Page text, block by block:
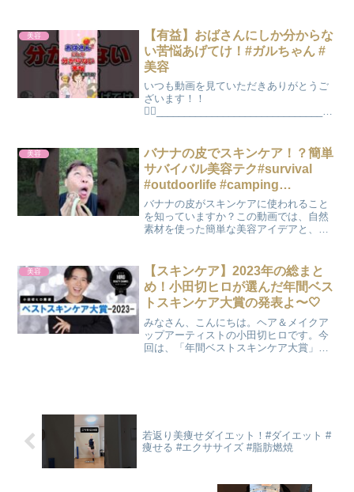
プラコスメ多めです！！📙書籍発売
中！！『顔面が「足の裏...
美容
【有益】おばさんにしか分からな
い苦悩あげてけ！#ガルちゃん #
美容
いつも動画を見ていただきありがとうご
ざいます！！
🙇‍♀️________________________________
にお願いいたします！_____________...
美容
バナナの皮でスキンケア！？簡単
サバイバル美容テク#survival
#outdoorlife #camping
#bushcraft
バナナの皮がスキンケアに使われること
を知っていますか？この動画では、自然
素材を使った簡単な美容アイデアと、肌
を中止してください。#美容#スキンケア#
バナナ#フェイスケア...
美容
【スキンケア】2023年の総まと
め！小田切ヒロが選んだ年間ベス
トスキンケア大賞の発表よ〜🤍
みなさん、こんにちは。ヘア＆メイクア
ップアーティストの小田切ヒロです。今
回は、「年間ベストスキンケア大賞」の
若返り美痩せダイエット！#ダイエット #
痩せる #エクササイズ #脂肪燃焼